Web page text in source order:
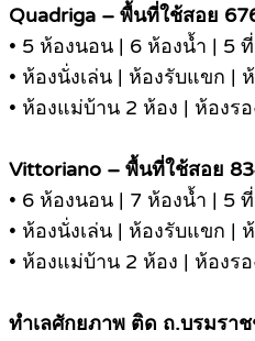
Quadriga – พื้นที่ใช้สอย
• 5 ห้องนอน | 6 ห้องน้ำ | 5
• ห้องนั่งเล่น | ห้องรับแขก |
• ห้องแม่บ้าน 2 ห้อง | ห้องรอ
Vittoriano – พื้นที่ใช้สอย
• 6 ห้องนอน | 7 ห้องน้ำ | 5
• ห้องนั่งเล่น | ห้องรับแขก |
• ห้องแม่บ้าน 2 ห้อง | ห้องรอ
ทำเลศักยภาพ ติด ถ.บรมรา